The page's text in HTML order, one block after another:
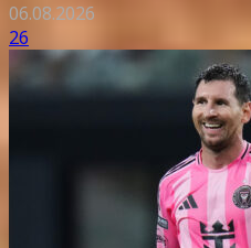
06.08.2026
26